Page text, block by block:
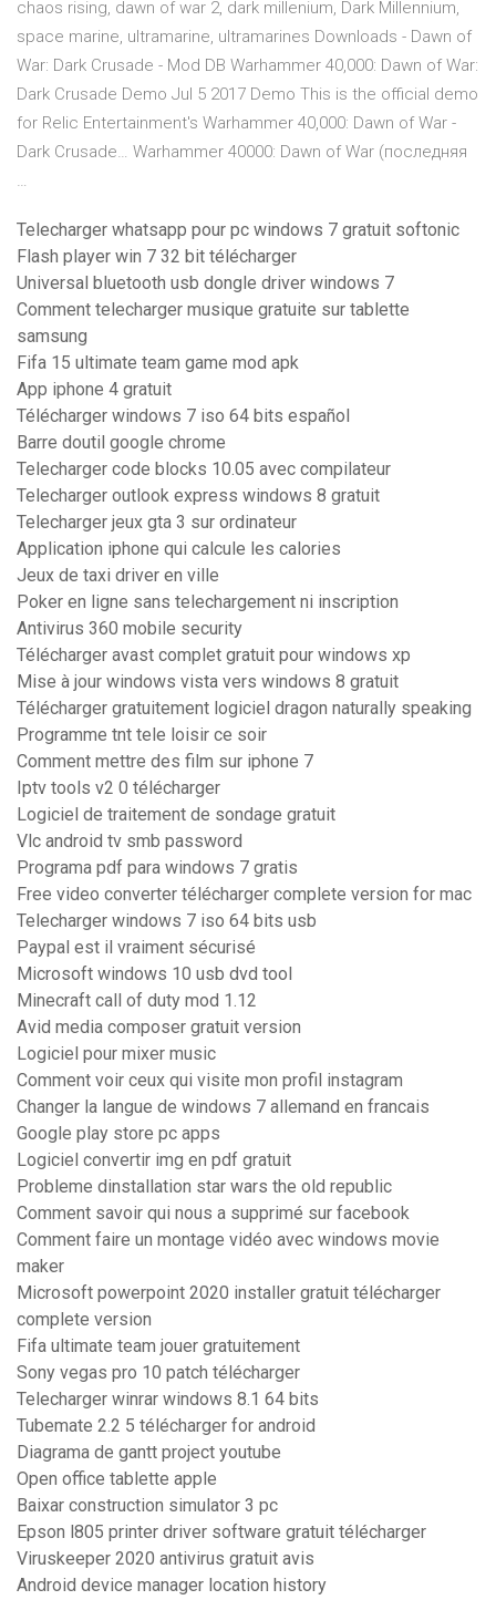
chaos rising, dawn of war 2, dark millenium, Dark Millennium,
space marine, ultramarine, ultramarines Downloads - Dawn of
War: Dark Crusade - Mod DB Warhammer 40,000: Dawn of War:
Dark Crusade Demo Jul 5 2017 Demo This is the official demo
for Relic Entertainment's Warhammer 40,000: Dawn of War -
Dark Crusade… Warhammer 40000: Dawn of War (последняя
…
Telecharger whatsapp pour pc windows 7 gratuit softonic
Flash player win 7 32 bit télécharger
Universal bluetooth usb dongle driver windows 7
Comment telecharger musique gratuite sur tablette
samsung
Fifa 15 ultimate team game mod apk
App iphone 4 gratuit
Télécharger windows 7 iso 64 bits español
Barre doutil google chrome
Telecharger code blocks 10.05 avec compilateur
Telecharger outlook express windows 8 gratuit
Telecharger jeux gta 3 sur ordinateur
Application iphone qui calcule les calories
Jeux de taxi driver en ville
Poker en ligne sans telechargement ni inscription
Antivirus 360 mobile security
Télécharger avast complet gratuit pour windows xp
Mise à jour windows vista vers windows 8 gratuit
Télécharger gratuitement logiciel dragon naturally speaking
Programme tnt tele loisir ce soir
Comment mettre des film sur iphone 7
Iptv tools v2 0 télécharger
Logiciel de traitement de sondage gratuit
Vlc android tv smb password
Programa pdf para windows 7 gratis
Free video converter télécharger complete version for mac
Telecharger windows 7 iso 64 bits usb
Paypal est il vraiment sécurisé
Microsoft windows 10 usb dvd tool
Minecraft call of duty mod 1.12
Avid media composer gratuit version
Logiciel pour mixer music
Comment voir ceux qui visite mon profil instagram
Changer la langue de windows 7 allemand en francais
Google play store pc apps
Logiciel convertir img en pdf gratuit
Probleme dinstallation star wars the old republic
Comment savoir qui nous a supprimé sur facebook
Comment faire un montage vidéo avec windows movie
maker
Microsoft powerpoint 2020 installer gratuit télécharger
complete version
Fifa ultimate team jouer gratuitement
Sony vegas pro 10 patch télécharger
Telecharger winrar windows 8.1 64 bits
Tubemate 2.2 5 télécharger for android
Diagrama de gantt project youtube
Open office tablette apple
Baixar construction simulator 3 pc
Epson l805 printer driver software gratuit télécharger
Viruskeeper 2020 antivirus gratuit avis
Android device manager location history